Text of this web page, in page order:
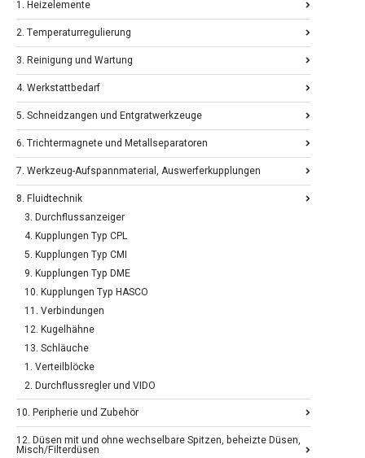
1. Heizelemente
2. Temperaturregulierung
3. Reinigung und Wartung
4. Werkstattbedarf
5. Schneidzangen und Entgratwerkzeuge
6. Trichtermagnete und Metallseparatoren
7. Werkzeug-Aufspannmaterial, Auswerferkupplungen
8. Fluidtechnik
3. Durchflussanzeiger
4. Kupplungen Typ CPL
5. Kupplungen Typ CMI
9. Kupplungen Typ DME
10. Kupplungen Typ HASCO
11. Verbindungen
12. Kugelhähne
13. Schläuche
1. Verteilblöcke
2. Durchflussregler und VIDO
10. Peripherie und Zubehör
12. Düsen mit und ohne wechselbare Spitzen, beheizte Düsen,
Misch/Filterdüsen